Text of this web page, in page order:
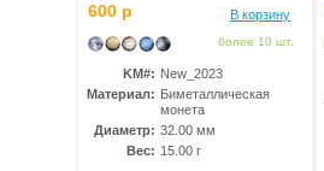
600 р В корзину
более 10 шт.
KM#: New_2023
Материал: Биметаллическая
монета
Диаметр: 32.00 мм
Вес: 15.00 г